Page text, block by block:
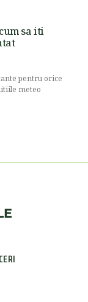
sa iti
pentru orice
meteo